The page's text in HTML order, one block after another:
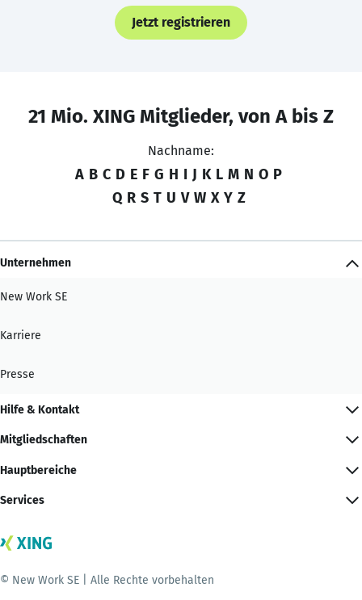
Jetzt registrieren
21 Mio. XING Mitglieder, von A bis Z
Nachname:
A B C D E F G H I J K L M N O P
Q R S T U V W X Y Z
Unternehmen
New Work SE
Karriere
Presse
Hilfe & Kontakt
Mitgliedschaften
Hauptbereiche
Services
© New Work SE | Alle Rechte vorbehalten